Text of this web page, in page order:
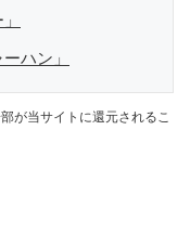
ハン」
が当サイトに還元されるこ